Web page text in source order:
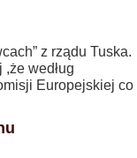
z rządu Tuska.
według
Europejskiej co